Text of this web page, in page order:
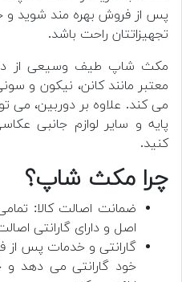
پس از فروش بهره مند شوید و
تجهیزاتتان راحت باشد.
مکث شاپ طیف وسیعی از
معتبر مانند کانن، نیکون و
می کند. علاوه بر دوربین، می
پایه و سایر لوازم جانبی
کنید.
چرا مکث شاپ؟
ضمانت اصالت کالا:
اصل و دارای گارانتی
گارانتی و خدمات پس
خود گارانتی می دهد